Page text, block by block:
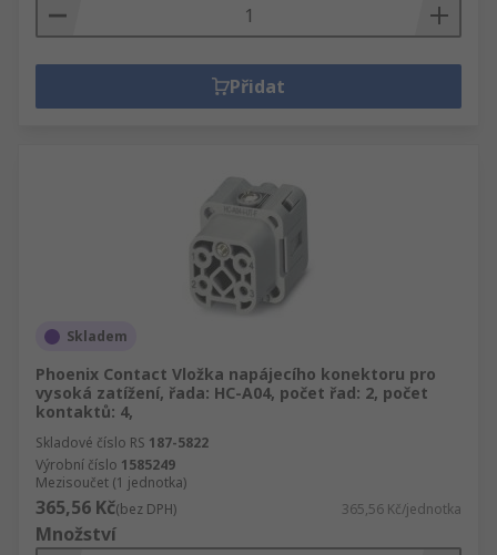
Přidat
Skladem
Phoenix Contact Vložka napájecího konektoru pro
vysoká zatížení, řada: HC-A04, počet řad: 2, počet
kontaktů: 4,
Skladové číslo RS 187-5822
Výrobní číslo 1585249
Mezisoučet (1 jednotka)
365,56 Kč(bez DPH) 365,56 Kč/jednotka
Množství